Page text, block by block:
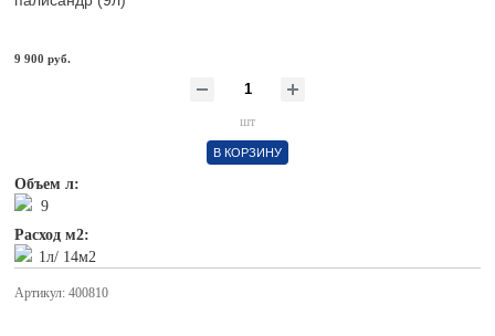
9 900 руб.
шт
В КОРЗИНУ
Объем л:
9
Расход м2:
1л/ 14м2
Артикул: 400810